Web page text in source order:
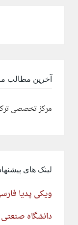
آخرین مطالب
مرکز تخصصی
لینک های
ویکی پدیا
دانشگاه